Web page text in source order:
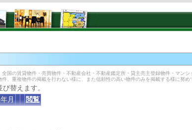
の賃貸物件・売買物件・不動産会社・不動産鑑定所・貸主売主登録物件・マン
重複物件の掲載を行わない様に、また信頼性の高い物件のみを掲載する様に努め
替えます。
月 閲覧